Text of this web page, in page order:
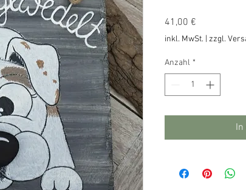
41,00 €
inkl. MwSt. zzgl.
Anzahl *
In